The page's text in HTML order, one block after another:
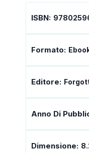
ISBN:
Formato:
Editore:
Anno Di
Dimensione: